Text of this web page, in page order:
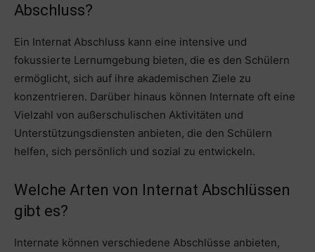
Abschluss?
Ein Internat Abschluss kann eine intensive und
fokussierte Lernumgebung bieten, die es den Schülern
ermöglicht, sich auf ihre akademischen Ziele zu
konzentrieren. Darüber hinaus können Internate oft eine
Vielzahl von außerschulischen Aktivitäten und
Unterstützungsdiensten anbieten, die den Schülern
helfen, sich persönlich und sozial zu entwickeln.
Welche Arten von Internat Abschlüssen
gibt es?
Internate können verschiedene Abschlüsse anbieten,